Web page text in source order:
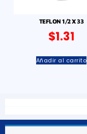
TEFLON 1/2 X 33
$1.31
Añadir al carrito